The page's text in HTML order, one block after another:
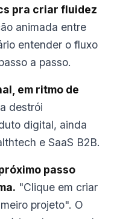
pra criar fluidez
animada entre
entender o fluxo
a passo.
em ritmo de
destrói
digital, ainda
e SaaS B2B.
passo
"Clique em criar
projeto". O